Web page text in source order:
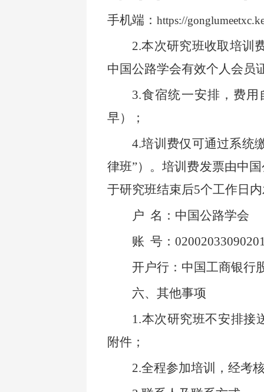
手机端： https://
2.本次研究班收取培训
中国公路学会有效个人会员
3.食宿统一安排，费
早）；
4.培训费仅可通过系统
律班”）。培训费发票由中
于研究班结束后5个工作日
户 名：中国公路学会
账 号：
开户行：中国工商银行
六、其他事项
1.本次研究班不安排接
附件；
2.全程参加培训，经考